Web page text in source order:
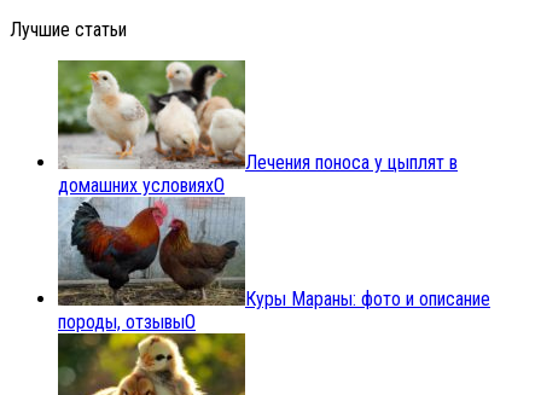
Лучшие статьи
Лечения поноса у цыплят в
домашних условиях0
Куры Мараны: фото и описание
породы, отзывы0